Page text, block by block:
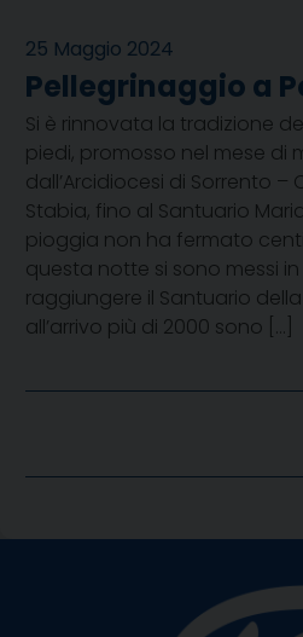
25 Maggio 2024
Pellegrinaggio a
Si è rinnovata la tradizione
piedi, promosso nel mese di
dall’Arcidiocesi di Sorrento –
Stabia, fino al Santuario
pioggia non ha fermato
questa notte si sono messi
raggiungere il Santuario
all’arrivo più di 2000 sono […]